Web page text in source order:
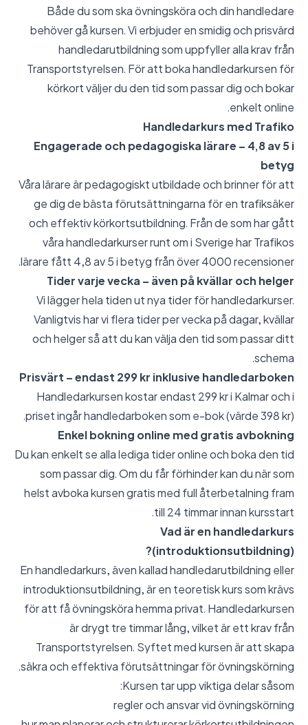
Både du som ska övningsköra och din handledare
behöver gå kursen. Vi erbjuder en smidig och prisvärd
handledarutbildning som uppfyller alla krav från
Transportstyrelsen. För att boka handledarkursen för
körkort väljer du den tid som passar dig och bokar
enkelt online.
Handledarkurs med Trafiko
Engagerade och pedagogiska lärare – 4,8 av 5 i
betyg
Våra lärare är pedagogiskt utbildade och brinner för att
ge dig de bästa förutsättningarna för en trafiksäker
och effektiv körkortsutbildning. Från de som har gått
våra handledarkurser runt om i Sverige har Trafikos
lärare fått 4,8 av 5 i betyg från över 4000 recensioner.
Tider varje vecka – även på kvällar och helger
Vi lägger hela tiden ut nya tider för handledarkurser.
Vanligtvis har vi flera tider per vecka på dagar, kvällar
och helger så att du kan välja den tid som passar ditt
schema.
Prisvärt – endast 299 kr inklusive handledarboken
Handledarkursen kostar endast 299 kr i Kalmar och i
priset ingår handledarboken som e-bok (värde 398 kr).
Enkel bokning online med gratis avbokning
Du kan enkelt se alla lediga tider online och boka den tid
som passar dig. Om du får förhinder kan du när som
helst avboka kursen gratis med full återbetalning fram
till 24 timmar innan kursstart.
Vad är en handledarkurs
(introduktionsutbildning)?
En handledarkurs, även kallad handledarutbildning eller
introduktionsutbildning, är en teoretisk kurs som krävs
för att få övningsköra hemma privat. Handledarkursen
är drygt tre timmar lång, vilket är ett krav från
Transportstyrelsen. Syftet med kursen är att skapa
säkra och effektiva förutsättningar för övningskörning.
Kursen tar upp viktiga delar såsom:
regler och ansvar vid övningskörning